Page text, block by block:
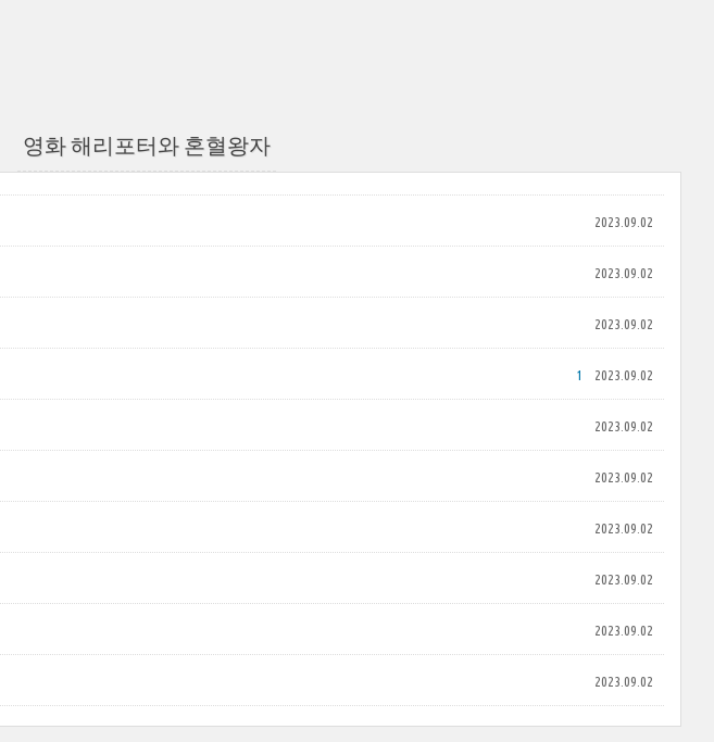
영화 해리포터와 혼혈왕자
2023.09.02
2023.09.02
2023.09.02
2023.09.02
1
2023.09.02
2023.09.02
2023.09.02
2023.09.02
2023.09.02
2023.09.02